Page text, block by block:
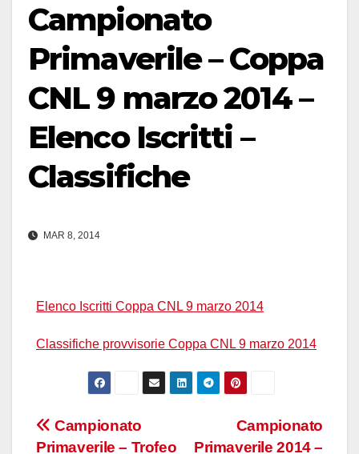
Campionato
Primaverile – Coppa
CNL 9 marzo 2014 –
Elenco Iscritti –
Classifiche
MAR 8, 2014
Elenco Iscritti Coppa CNL 9 marzo 2014
Classifiche provvisorie Coppa CNL 9 marzo 2014
Navigazione
Campionato
Primaverile 2014 –
Campionato
Primaverile – Trofeo